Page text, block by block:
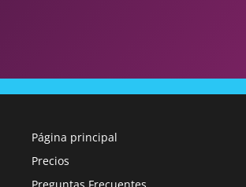
Página principal
Precios